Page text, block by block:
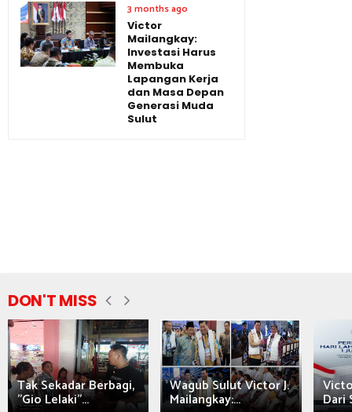
3 months ago
Victor
Mailangkay:
Investasi Harus
Membuka
Lapangan Kerja
dan Masa Depan
Generasi Muda
Sulut
DON'T MISS
Tak Sekadar Berbagi,
"Gio Lelaki"...
Wagub Sulut Victor J.
Mailangkay:... Dari